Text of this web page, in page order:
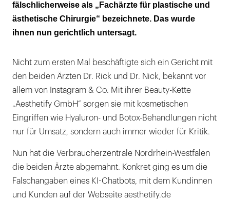
fälschlicherweise als „Fachärzte für plastische und
ästhetische Chirurgie“ bezeichnete. Das wurde
ihnen nun gerichtlich untersagt.
Nicht zum ersten Mal beschäftigte sich ein Gericht mit
den beiden Ärzten Dr. Rick und Dr. Nick, bekannt vor
allem von Instagram & Co. Mit ihrer Beauty-Kette
„Aesthetify GmbH“ sorgen sie mit kosmetischen
Eingriffen wie Hyaluron- und Botox-Behandlungen nicht
nur für Umsatz, sondern auch immer wieder für Kritik.
Nun hat die Verbraucherzentrale Nordrhein-Westfalen
die beiden Ärzte abgemahnt. Konkret ging es um die
Falschangaben eines KI-Chatbots, mit dem Kundinnen
und Kunden auf der Webseite aesthetify.de